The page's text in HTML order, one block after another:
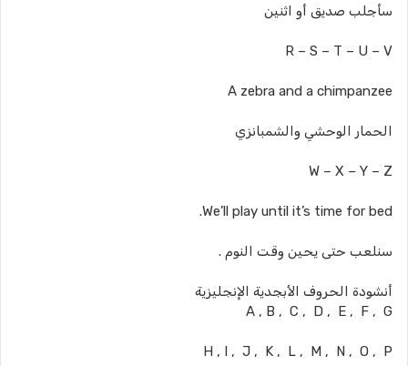
سأجلب صديق أو اثنين
R – S – T – U – V
A zebra and a chimpanzee
الحمار الوحشي والشمبانزي
W – X – Y – Z
We’ll play until it’s time for bed.
سنلعب حتى يحين وقت النوم .
أنشودة الحروف الأبجدية الإنجليزية
A , B , C , D , E , F , G
H , I , J , K , L , M , N , O , P